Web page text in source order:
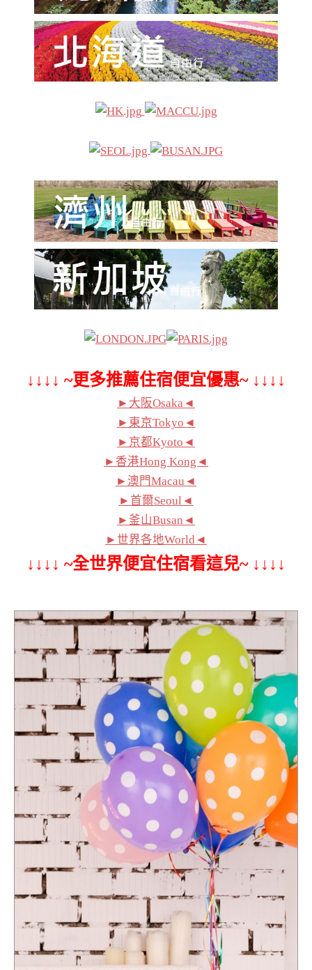
↓↓↓↓ ~更多推薦住宿便宜優惠~ ↓↓↓↓
►大阪Osaka◄
►東京Tokyo◄
►京都Kyoto◄
►香港Hong Kong◄
►澳門Macau◄
►首爾Seoul◄
►釜山Busan◄
►世界各地World◄
↓↓↓↓ ~全世界便宜住宿看這兒~ ↓↓↓↓